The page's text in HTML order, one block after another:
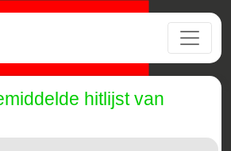
hitlijst van